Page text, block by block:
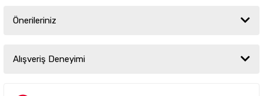
Önerileriniz
yetersiz gördüğünüz noktaları öneri formunu kullanarak tarafımıza
iletebilirsiniz.
Alışveriş Deneyimi